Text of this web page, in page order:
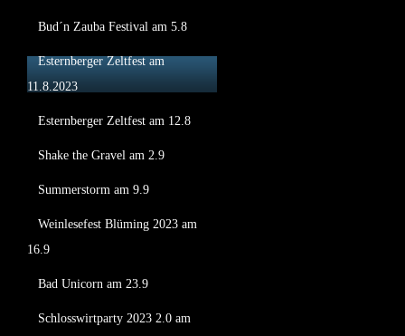
Bud´n Zauba Festival am 5.8
Esternberger Zeltfest am
11.8.2023
Esternberger Zeltfest am 12.8
Shake the Gravel am 2.9
Summerstorm am 9.9
Weinlesefest Blüming 2023 am
16.9
Bad Unicorn am 23.9
Schlosswirtparty 2023 2.0 am